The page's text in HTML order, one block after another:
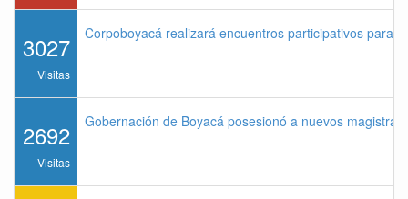
3027
Visitas
Corpoboyacá realizará encuentros participativos para
2692
Visitas
Gobernación de Boyacá posesionó a nuevos